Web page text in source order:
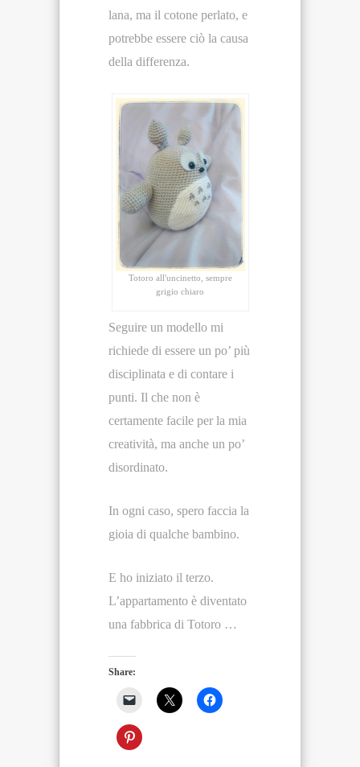
lana, ma il cotone perlato, e
potrebbe essere ciò la causa
della differenza.
Totoro all'uncinetto, sempre
grigio chiaro
Seguire un modello mi
richiede di essere un po’ più
disciplinata e di contare i
punti. Il che non è
certamente facile per la mia
creatività, ma anche un po’
disordinato.
In ogni caso, spero faccia la
gioia di qualche bambino.
E ho iniziato il terzo.
L’appartamento è diventato
una fabbrica di Totoro …
Share: